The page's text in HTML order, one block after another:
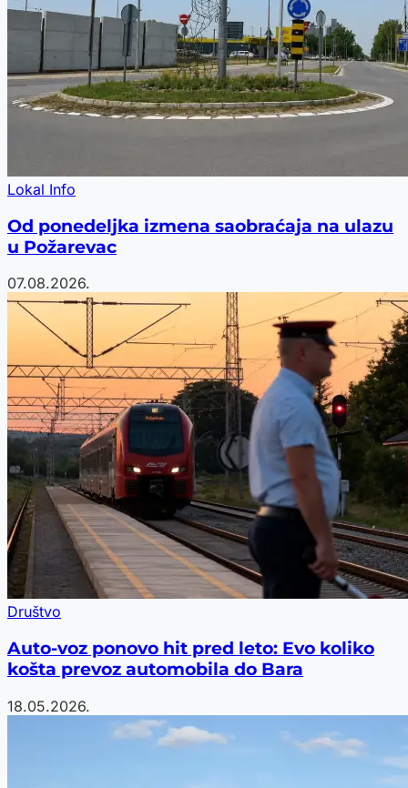
Lokal Info
Od ponedeljka izmena saobraćaja na ulazu
u Požarevac
07.08.2026.
Društvo
Auto-voz ponovo hit pred leto: Evo koliko
košta prevoz automobila do Bara
18.05.2026.